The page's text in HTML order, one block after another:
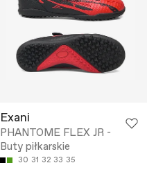
Exani
PHANTOME FLEX JR -
Buty piłkarskie
30 31 32 33 35